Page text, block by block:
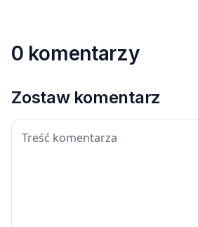
0 komentarzy
Zostaw komentarz